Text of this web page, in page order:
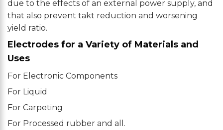
due to the effects of an external power supply, and
that also prevent takt reduction and worsening
yield ratio.
Electrodes for a Variety of Materials and
Uses
For Electronic Components
For Liquid
For Carpeting
For Processed rubber and all.